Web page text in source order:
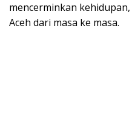
mencerminkan
Aceh dari masa ke masa.